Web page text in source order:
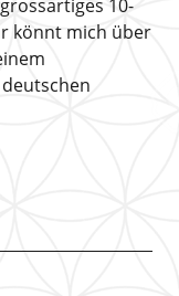
10-
könnt mich über